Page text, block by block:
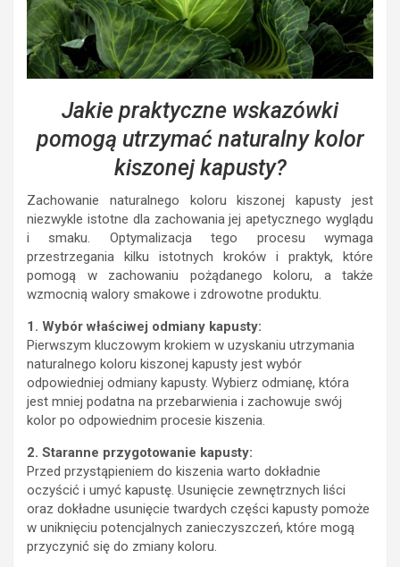
Jakie praktyczne wskazówki
pomogą utrzymać naturalny kolor
kiszonej kapusty?
Zachowanie naturalnego koloru kiszonej kapusty jest
niezwykle istotne dla zachowania jej apetycznego wyglądu
i smaku. Optymalizacja tego procesu wymaga
przestrzegania kilku istotnych kroków i praktyk, które
pomogą w zachowaniu pożądanego koloru, a także
wzmocnią walory smakowe i zdrowotne produktu.
1. Wybór właściwej odmiany kapusty:
Pierwszym kluczowym krokiem w uzyskaniu utrzymania
naturalnego koloru kiszonej kapusty jest wybór
odpowiedniej odmiany kapusty. Wybierz odmianę, która
jest mniej podatna na przebarwienia i zachowuje swój
kolor po odpowiednim procesie kiszenia.
2. Staranne przygotowanie kapusty:
Przed przystąpieniem do kiszenia warto dokładnie
oczyścić i umyć kapustę. Usunięcie zewnętrznych liści
oraz dokładne usunięcie twardych części kapusty pomoże
w uniknięciu potencjalnych zanieczyszczeń, które mogą
przyczynić się do zmiany koloru.